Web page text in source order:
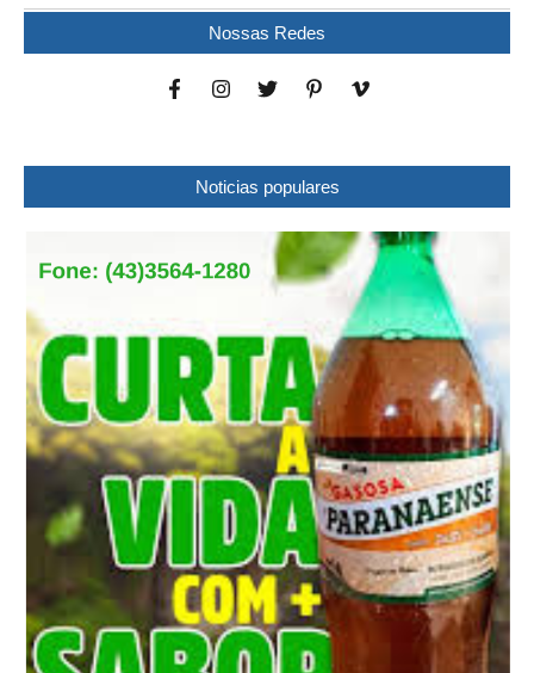
Nossas Redes
Noticias populares